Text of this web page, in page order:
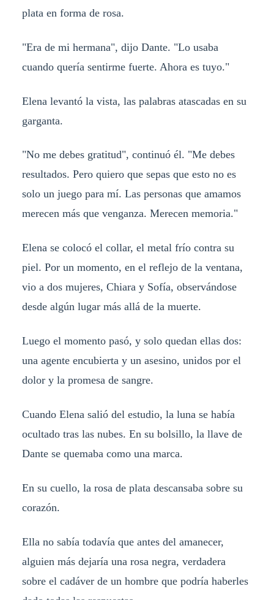
plata en forma de rosa.
"Era de mi hermana", dijo Dante. "Lo usaba
cuando quería sentirme fuerte. Ahora es tuyo."
Elena levantó la vista, las palabras atascadas en su
garganta.
"No me debes gratitud", continuó él. "Me debes
resultados. Pero quiero que sepas que esto no es
solo un juego para mí. Las personas que amamos
merecen más que venganza. Merecen memoria."
Elena se colocó el collar, el metal frío contra su
piel. Por un momento, en el reflejo de la ventana,
vio a dos mujeres, Chiara y Sofía, observándose
desde algún lugar más allá de la muerte.
Luego el momento pasó, y solo quedan ellas dos:
una agente encubierta y un asesino, unidos por el
dolor y la promesa de sangre.
Cuando Elena salió del estudio, la luna se había
ocultado tras las nubes. En su bolsillo, la llave de
Dante se quemaba como una marca.
En su cuello, la rosa de plata descansaba sobre su
corazón.
Ella no sabía todavía que antes del amanecer,
alguien más dejaría una rosa negra, verdadera
sobre el cadáver de un hombre que podría haberles